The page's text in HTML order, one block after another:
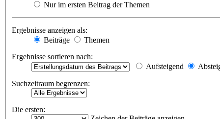
Nur im ersten Beitrag der Themen
Ergebnisse anzeigen als:
Beiträge
Themen
Ergebnisse sortieren nach:
Aufsteigend
Suchzeitraum begrenzen:
Die ersten: